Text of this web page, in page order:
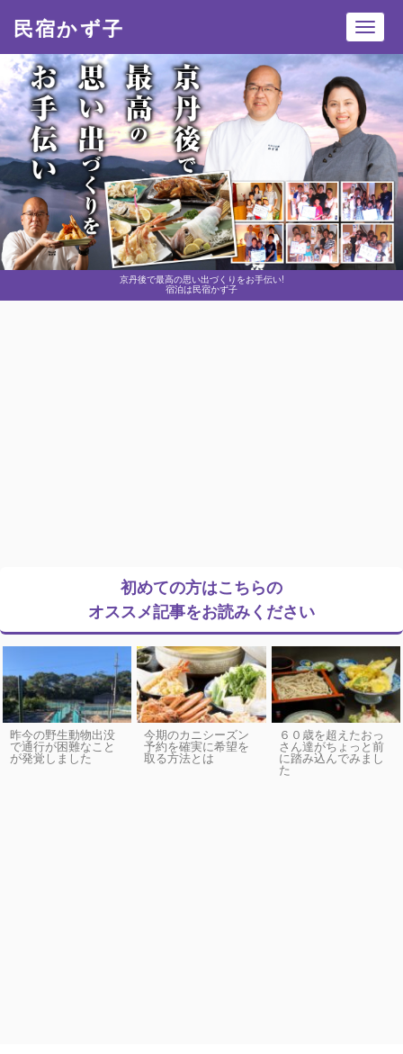
京丹後で最高の思い出づくりをお手伝い!
宿泊は民宿かず子
民宿かず子
初めての方はこちらの
オススメ記事をお読みください
昨今の野生動物出没
で通行が困難なこと
が発覚しました
今期のカニシーズン
予約を確実に希望を
取る方法とは
６０歳を超えたおっ
さん達がちょっと前
に踏み込んでみまし
た